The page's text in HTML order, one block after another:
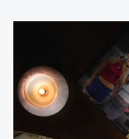
sua vita
essere quella
Per la
finale
spiaggia di